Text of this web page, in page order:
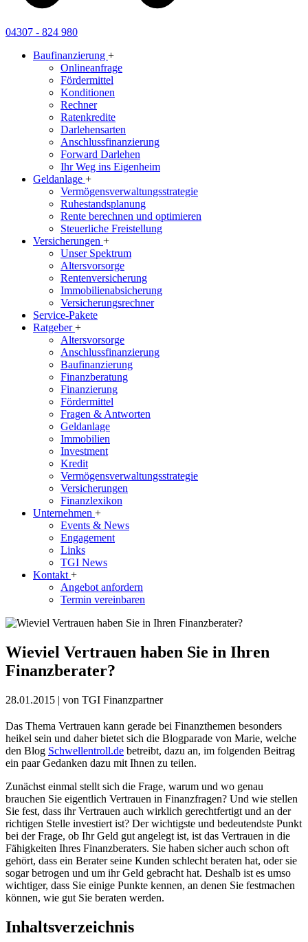
04307 - 824 980
Baufinanzierung +
Onlineanfrage
Fördermittel
Konditionen
Rechner
Ratenkredite
Darlehensarten
Anschlussfinanzierung
Forward Darlehen
Ihr Weg ins Eigenheim
Geldanlage +
Vermögensverwaltungsstrategie
Ruhestandsplanung
Rente berechnen und optimieren
Steuerliche Freistellung
Versicherungen +
Unser Spektrum
Altersvorsorge
Rentenversicherung
Immobilienabsicherung
Versicherungsrechner
Service-Pakete
Ratgeber+
Altersvorsorge
Anschlussfinanzierung
Baufinanzierung
Finanzberatung
Finanzierung
Fördermittel
Fragen & Antworten
Geldanlage
Immobilien
Investment
Kredit
Vermögensverwaltungsstrategie
Versicherungen
Finanzlexikon
Unternehmen +
Events & News
Engagement
Links
TGI News
Kontakt +
Angebot anfordern
Termin vereinbaren
Wieviel Vertrauen haben Sie in Ihren
Finanzberater?
28.01.2015 | von TGI Finanzpartner
Das Thema Vertrauen kann gerade bei Finanzthemen besonders
heikel sein und daher bietet sich die Blogparade von Marie, welche
den Blog Schwellentroll.de betreibt, dazu an, im folgenden Beitrag
ein paar Gedanken dazu mit Ihnen zu teilen.
Zunächst einmal stellt sich die Frage, warum und wo genau
brauchen Sie eigentlich Vertrauen in Finanzfragen? Und wie stellen
Sie fest, dass ihr Vertrauen auch wirklich gerechtfertigt und an der
richtigen Stelle investiert ist? Der wichtigste und bedeutendste Punkt
bei der Frage, ob Ihr Geld gut angelegt ist, ist das Vertrauen in die
Fähigkeiten Ihres Finanzberaters. Sie haben sicher auch schon oft
gehört, dass ein Berater seine Kunden schlecht beraten hat, oder sie
sogar betrogen und um ihr Geld gebracht hat. Deshalb ist es umso
wichtiger, dass Sie einige Punkte kennen, an denen Sie festmachen
können, wie gut Sie beraten werden.
Inhaltsverzeichnis